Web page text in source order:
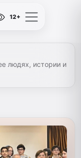
12+
людях, истории и